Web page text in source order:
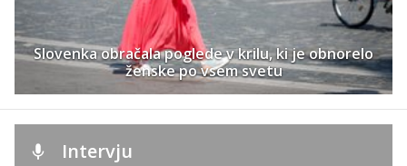
Slovenka obračala poglede v krilu, ki je obnorelo
ženske po vsem svetu
Intervju